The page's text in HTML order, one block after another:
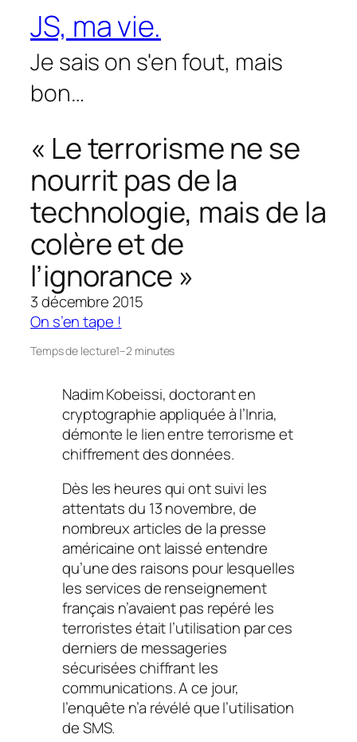
contenu
JS, ma vie.
Je sais on s'en fout, mais
bon…
« Le terrorisme ne se
nourrit pas de la
technologie, mais de la
colère et de
l’ignorance »
3 décembre 2015
On s’en tape !
Temps de lecture1–2 minutes
Nadim Kobeissi, doctorant en
cryptographie appliquée à l’Inria,
démonte le lien entre terrorisme et
chiffrement des données.
Dès les heures qui ont suivi les
attentats du 13 novembre, de
nombreux articles de la presse
américaine ont laissé entendre
qu’une des raisons pour lesquelles
les services de renseignement
français n’avaient pas repéré les
terroristes était l’utilisation par ces
derniers de messageries
sécurisées chiffrant les
communications. A ce jour,
l’enquête n’a révélé que l’utilisation
de SMS.